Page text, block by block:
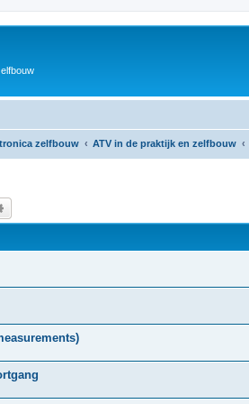
zelfbouw ATV in de praktijk en zelfbouw